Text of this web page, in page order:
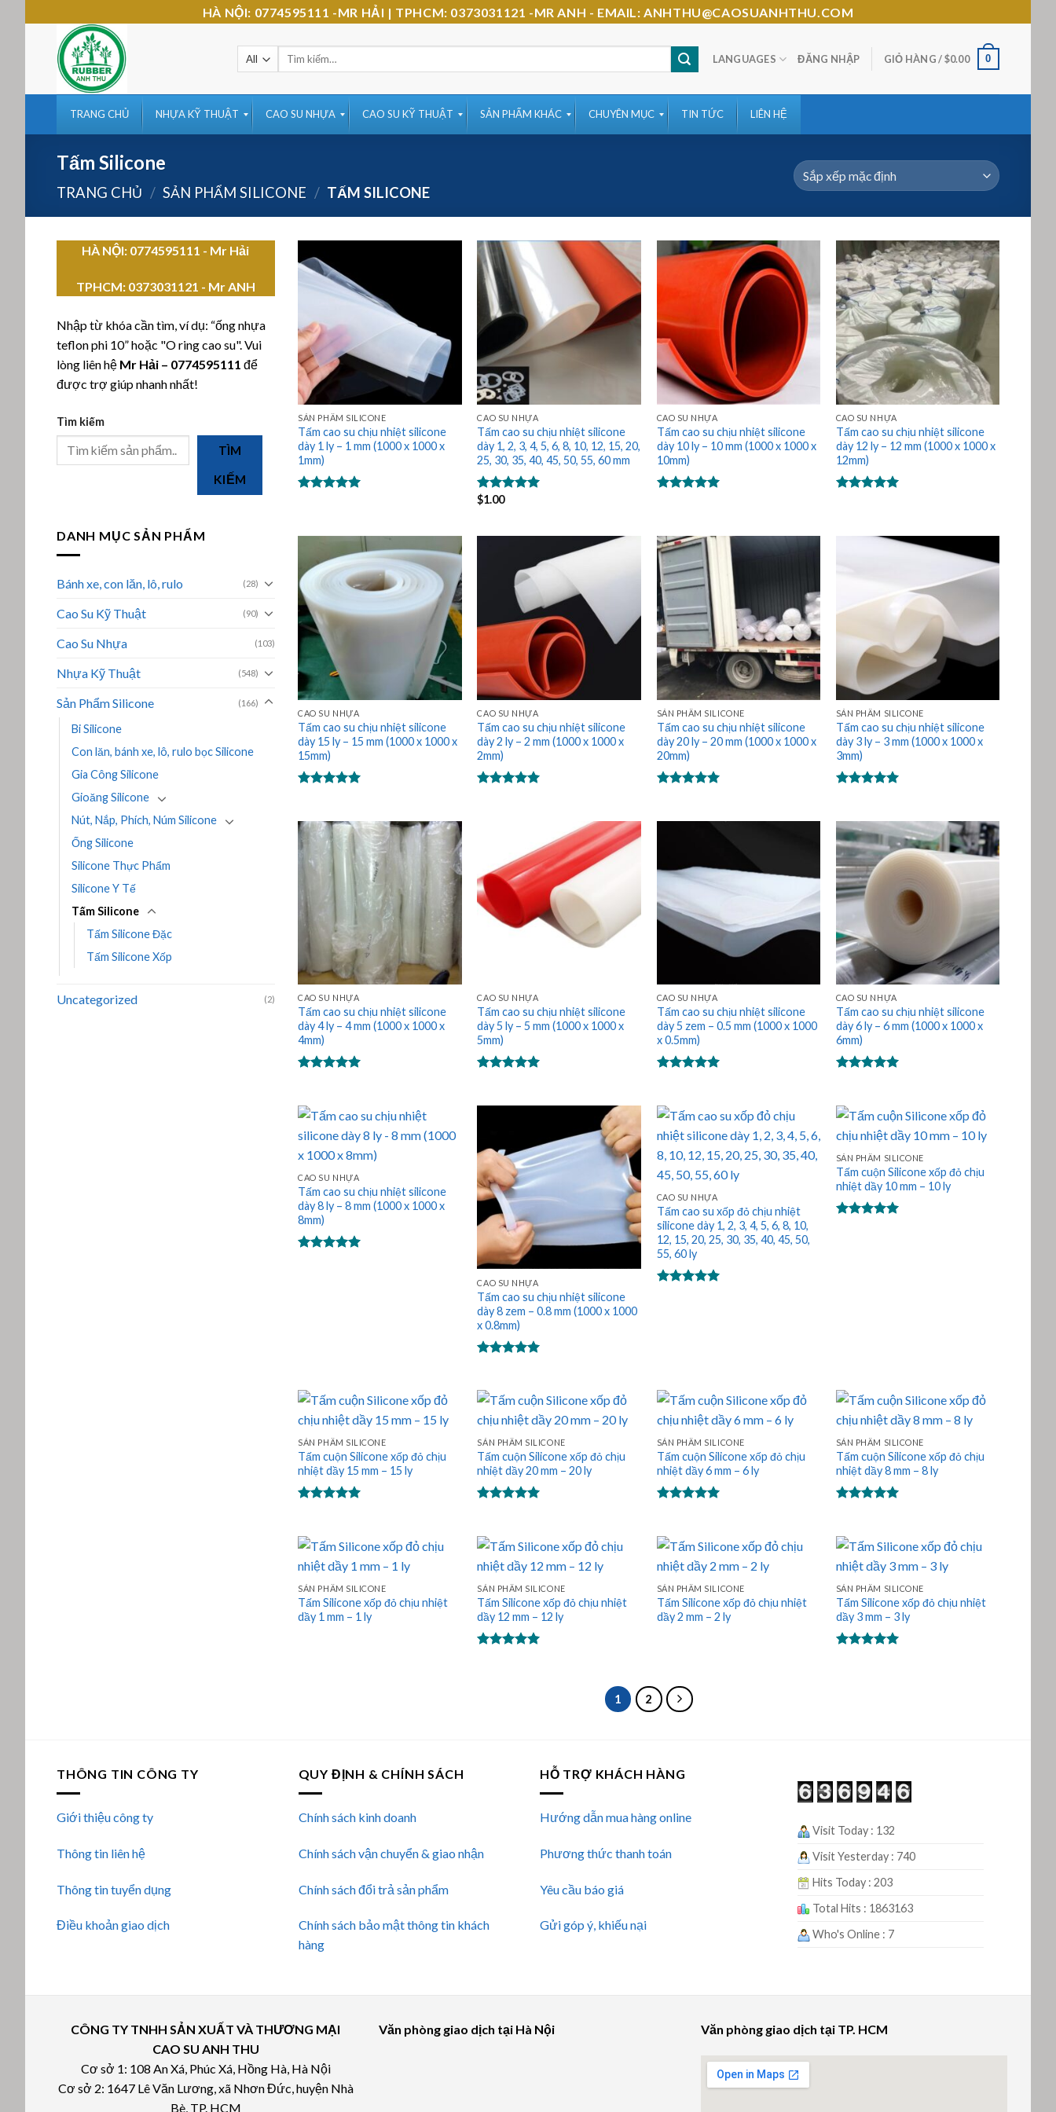
to
content
HÀ NỘI: 0774595111 -MR HẢI | TPHCM: 0373031121 -MR ANH - EMAIL: ANHTHU@CAOSUANHTHU.COM
Tìm
LANGUAGES ĐĂNG NHẬP GIỎ HÀNG /$0.00 0
TRANG CHỦ NHỰA KỸ THUẬT CAO SU NHỰA CAO SU KỸ THUẬT SẢN PHẨM KHÁC CHUYÊN MỤC TIN TỨC LIÊN HỆ
Tấm Silicone
TRANG CHỦ / SẢN PHẨM SILICONE / TẤM SILICONE
HÀ NỘI: 0774595111 - Mr Hải
TPHCM: 0373031121 - Mr ANH
Nhập từ khóa cần tìm, ví dụ: “ống nhựa
teflon phi 10” hoặc "O ring cao su". Vui
lòng liên hệ Mr Hải – 0774595111 để
được trợ giúp nhanh nhất!
Tìm kiếm
TÌM
KIẾM
DANH MỤC SẢN PHẨM
Bánh xe, con lăn, lô, rulo (28)
Cao Su Kỹ Thuật (90)
Cao Su Nhựa (103)
Nhựa Kỹ Thuật (548)
Sản Phẩm Silicone (166)
Bi Silicone
Con lăn, bánh xe, lô, rulo bọc Silicone
Gia Công Silicone
Gioăng Silicone
Nút, Nắp, Phích, Núm Silicone
Ống Silicone
Silicone Thực Phẩm
Silicone Y Tế
Tấm Silicone
Tấm Silicone Đặc
Tấm Silicone Xốp
Uncategorized (2)
SẢN PHẨM SILICONE
Tấm cao su chịu nhiệt silicone
dày 1 ly – 1 mm (1000 x 1000 x
1mm)
CAO SU NHỰA
Tấm cao su chịu nhiệt silicone
dày 1, 2, 3, 4, 5, 6, 8, 10, 12, 15, 20,
25, 30, 35, 40, 45, 50, 55, 60 mm
Được xếp
$1.00
CAO SU NHỰA
Tấm cao su chịu nhiệt silicone
dày 10 ly – 10 mm (1000 x 1000 x
10mm)
CAO SU NHỰA
Tấm cao su chịu nhiệt silicone
dày 12 ly – 12 mm (1000 x 1000 x
12mm)
CAO SU NHỰA
Tấm cao su chịu nhiệt silicone
dày 15 ly – 15 mm (1000 x 1000 x
15mm)
5 sao
CAO SU NHỰA
Tấm cao su chịu nhiệt silicone
dày 2 ly – 2 mm (1000 x 1000 x
2mm)
SẢN PHẨM SILICONE
Tấm cao su chịu nhiệt silicone
dày 20 ly – 20 mm (1000 x 1000 x
20mm)
5 sao
SẢN PHẨM SILICONE
Tấm cao su chịu nhiệt silicone
dày 3 ly – 3 mm (1000 x 1000 x
3mm)
5 sao
CAO SU NHỰA
Tấm cao su chịu nhiệt silicone
dày 4 ly – 4 mm (1000 x 1000 x
4mm)
5 sao
CAO SU NHỰA
Tấm cao su chịu nhiệt silicone
dày 5 ly – 5 mm (1000 x 1000 x
5mm)
5 sao
CAO SU NHỰA
Tấm cao su chịu nhiệt silicone
dày 5 zem – 0.5 mm (1000 x 1000
x 0.5mm)
5 sao
CAO SU NHỰA
Tấm cao su chịu nhiệt silicone
dày 6 ly – 6 mm (1000 x 1000 x
6mm)
5 sao
CAO SU NHỰA
Tấm cao su chịu nhiệt silicone
dày 8 ly – 8 mm (1000 x 1000 x
8mm)
CAO SU NHỰA
Tấm cao su chịu nhiệt silicone
dày 8 zem – 0.8 mm (1000 x 1000
x 0.8mm)
5 sao
CAO SU NHỰA
Tấm cao su xốp đỏ chịu nhiệt
silicone dày 1, 2, 3, 4, 5, 6, 8, 10,
12, 15, 20, 25, 30, 35, 40, 45, 50,
55, 60 ly
SẢN PHẨM SILICONE
Tấm cuộn Silicone xốp đỏ chịu
nhiệt dầy 10 mm – 10 ly
SẢN PHẨM SILICONE
Tấm cuộn Silicone xốp đỏ chịu
nhiệt dầy 15 mm – 15 ly
5 sao
SẢN PHẨM SILICONE
Tấm cuộn Silicone xốp đỏ chịu
nhiệt dầy 20 mm – 20 ly
5 sao
SẢN PHẨM SILICONE
Tấm cuộn Silicone xốp đỏ chịu
nhiệt dầy 6 mm – 6 ly
5 sao
SẢN PHẨM SILICONE
Tấm cuộn Silicone xốp đỏ chịu
nhiệt dầy 8 mm – 8 ly
5 sao
SẢN PHẨM SILICONE
Tấm Silicone xốp đỏ chịu nhiệt
dầy 1 mm – 1 ly
SẢN PHẨM SILICONE
Tấm Silicone xốp đỏ chịu nhiệt
dầy 12 mm – 12 ly
SẢN PHẨM SILICONE
Tấm Silicone xốp đỏ chịu nhiệt
dầy 2 mm – 2 ly
SẢN PHẨM SILICONE
Tấm Silicone xốp đỏ chịu nhiệt
dầy 3 mm – 3 ly
1 2
THÔNG TIN CÔNG TY
Giới thiệu công ty
Thông tin liên hệ
Thông tin tuyển dụng
Điều khoản giao dịch
QUY ĐỊNH & CHÍNH SÁCH
Chính sách kinh doanh
Chính sách vận chuyển & giao nhận
Chính sách đổi trả sản phẩm
Chính sách bảo mật thông tin khách
hàng
HỖ TRỢ KHÁCH HÀNG
Hướng dẫn mua hàng online
Phương thức thanh toán
Yêu cầu báo giá
Gửi góp ý, khiếu nại
Visit Today : 132
Visit Yesterday : 740
Hits Today : 203
Total Hits : 1863163
Who's Online : 7
CÔNG TY TNHH SẢN XUẤT VÀ THƯƠNG MẠI
CAO SU ANH THU
Cơ sở 1: 108 An Xá, Phúc Xá, Hồng Hà, Hà Nội
Cơ sở 2: 1647 Lê Văn Lương, xã Nhơn Đức, huyện Nhà
Bè, TP. HCM
Văn phòng giao dịch tại Hà Nội Văn phòng giao dịch tại TP. HCM